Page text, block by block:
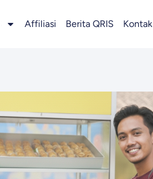
Affiliasi Berita QRIS Kontak